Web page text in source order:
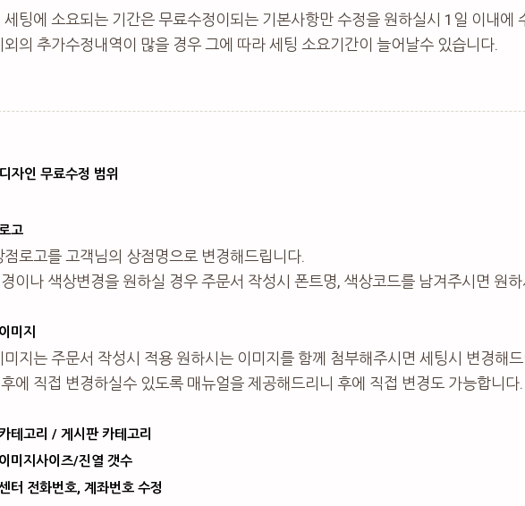
세팅에 소요되는 기간은 무료수정이되는 기본사항만 수정을 원하실시 1일 이내에
외의 추가수정내역이 많을 경우 그에 따라 세팅 소요기간이 늘어날수 있습니다.
자인 무료수정 범위
고
점로고를 고객님의 상점명으로 변경해드립니다.
이나 색상변경을 원하실 경우 주문서 작성시 폰트명, 색상코드를 남겨주시면 원
미지
미지는 주문서 작성시 적용 원하시는 이미지를 함께 첨부해주시면 세팅시 변경해
에 직접 변경하실수 있도록 매뉴얼을 제공해드리니 후에 직접 변경도 가능합니다.
테고리 / 게시판 카테고리
미지사이즈/진열 갯수
터 전화번호, 계좌번호 수정